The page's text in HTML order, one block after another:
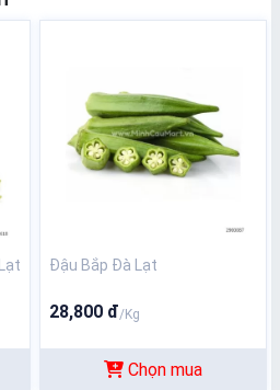
Đậu Bắp Đà Lạt
28,800 đ/Kg
Chọn mua